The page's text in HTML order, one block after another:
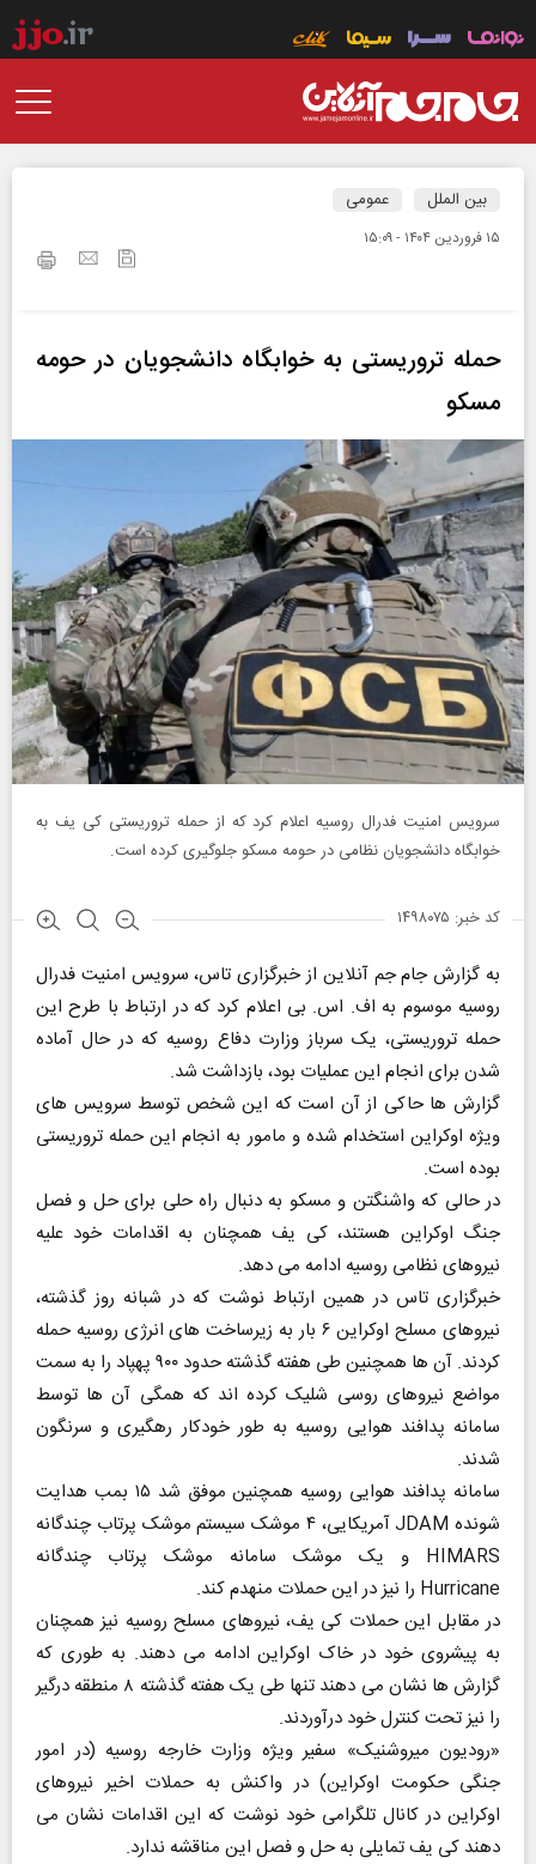
بین الملل عمومی
۱۵ فروردين ۱۴۰۴ - ۱۵:۰۹
حمله تروریستی به خوابگاه دانشجویان در حومه
مسکو
سرویس امنیت فدرال روسیه اعلام کرد که از حمله تروریستی کی یف به
خوابگاه دانشجویان نظامی در حومه مسکو جلوگیری کرده است.
کد خبر: ۱۴۹۸۰۷۵
به گزارش جام جم آنلاین از خبرگزاری تاس، سرویس امنیت فدرال
روسیه موسوم به اف. اس. بی اعلام کرد که در ارتباط با طرح این
حمله تروریستی، یک سرباز وزارت دفاع روسیه که در حال آماده
شدن برای انجام این عملیات بود، بازداشت شد.
گزارش ها حاکی از آن است که این شخص توسط سرویس های
ویژه اوکراین استخدام شده و مامور به انجام این حمله تروریستی
بوده است.
در حالی که واشنگتن و مسکو به دنبال راه حلی برای حل و فصل
جنگ اوکراین هستند، کی یف همچنان به اقدامات خود علیه
نیروهای نظامی روسیه ادامه می دهد.
خبرگزاری تاس در همین ارتباط نوشت که در شبانه روز گذشته،
نیروهای مسلح اوکراین ۶ بار به زیرساخت های انرژی روسیه حمله
کردند. آن ها همچنین طی هفته گذشته حدود ۹۰۰ پهپاد را به سمت
مواضع نیروهای روسی شلیک کرده اند که همگی آن ها توسط
سامانه پدافند هوایی روسیه به طور خودکار رهگیری و سرنگون
شدند.
سامانه پدافند هوایی روسیه همچنین موفق شد ۱۵ بمب هدایت
شونده JDAM آمریکایی، ۴ موشک سیستم موشک پرتاب چندگانه
HIMARS و یک موشک سامانه موشک پرتاب چندگانه
Hurricane را نیز در این حملات منهدم کند.
در مقابل این حملات کی یف، نیروهای مسلح روسیه نیز همچنان
به پیشروی خود در خاک اوکراین ادامه می دهند. به طوری که
گزارش ها نشان می دهند تنها طی یک هفته گذشته ۸ منطقه درگیر
را نیز تحت کنترل خود درآوردند.
«رودیون میروشنیک» سفیر ویژه وزارت خارجه روسیه (در امور
جنگی حکومت اوکراین) در واکنش به حملات اخیر نیروهای
اوکراین در کانال تلگرامی خود نوشت که این اقدامات نشان می
دهند کی یف تمایلی به حل و فصل این مناقشه ندارد.